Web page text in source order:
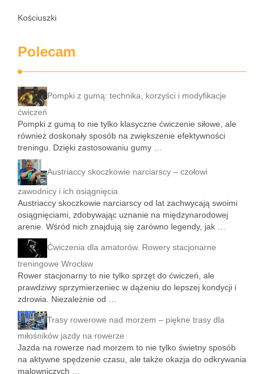
Kościuszki
Polecam
Pompki z gumą: technika, korzyści i modyfikacje
ćwiczeń
Pompki z gumą to nie tylko klasyczne ćwiczenie siłowe, ale
również doskonały sposób na zwiększenie efektywności
treningu. Dzięki zastosowaniu gumy …
Austriaccy skoczkowie narciarscy – czołowi
zawodnicy i ich osiągnięcia
Austriaccy skoczkowie narciarscy od lat zachwycają swoimi
osiągnięciami, zdobywając uznanie na międzynarodowej
arenie. Wśród nich znajdują się zarówno legendy, jak …
Ćwiczenia dla amatorów. Rowery stacjonarne
treningowe Wrocław
Rower stacjonarny to nie tylko sprzęt do ćwiczeń, ale
prawdziwy sprzymierzeniec w dążeniu do lepszej kondycji i
zdrowia. Niezależnie od …
Trasy rowerowe nad morzem – piękne trasy dla
miłośników jazdy na rowerze
Jazda na rowerze nad morzem to nie tylko świetny sposób
na aktywne spędzenie czasu, ale także okazja do odkrywania
malowniczych …